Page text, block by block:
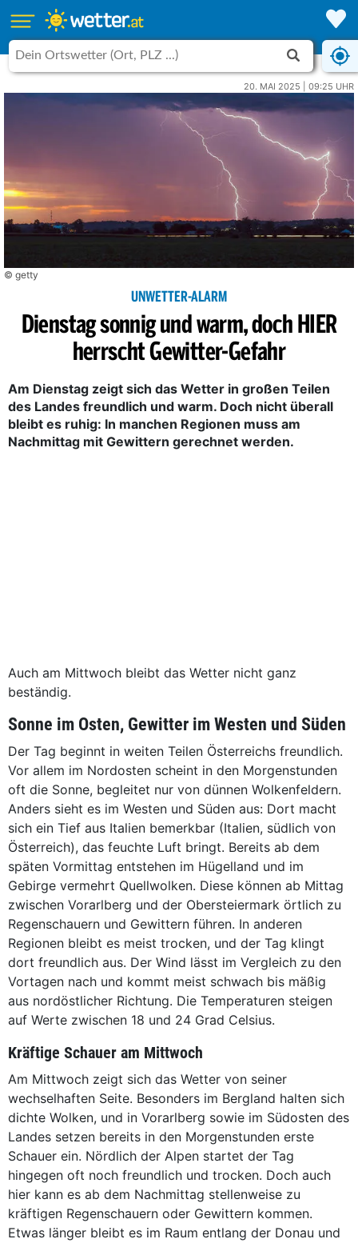
20. MAI 2025 | 09:25 UHR
© getty
UNWETTER-ALARM
Dienstag sonnig und warm, doch HIER
herrscht Gewitter-Gefahr
Am Dienstag zeigt sich das Wetter in großen Teilen
des Landes freundlich und warm. Doch nicht überall
bleibt es ruhig: In manchen Regionen muss am
Nachmittag mit Gewittern gerechnet werden.
Auch am Mittwoch bleibt das Wetter nicht ganz
beständig.
Sonne im Osten, Gewitter im Westen und Süden
Der Tag beginnt in weiten Teilen Österreichs freundlich.
Vor allem im Nordosten scheint in den Morgenstunden
oft die Sonne, begleitet nur von dünnen Wolkenfeldern.
Anders sieht es im Westen und Süden aus: Dort macht
sich ein Tief aus Italien bemerkbar (Italien, südlich von
Österreich), das feuchte Luft bringt. Bereits ab dem
späten Vormittag entstehen im Hügelland und im
Gebirge vermehrt Quellwolken. Diese können ab Mittag
zwischen Vorarlberg und der Obersteiermark örtlich zu
Regenschauern und Gewittern führen. In anderen
Regionen bleibt es meist trocken, und der Tag klingt
dort freundlich aus. Der Wind lässt im Vergleich zu den
Vortagen nach und kommt meist schwach bis mäßig
aus nordöstlicher Richtung. Die Temperaturen steigen
auf Werte zwischen 18 und 24 Grad Celsius.
Kräftige Schauer am Mittwoch
Am Mittwoch zeigt sich das Wetter von seiner
wechselhaften Seite. Besonders im Bergland halten sich
dichte Wolken, und in Vorarlberg sowie im Südosten des
Landes setzen bereits in den Morgenstunden erste
Schauer ein. Nördlich der Alpen startet der Tag
hingegen oft noch freundlich und trocken. Doch auch
hier kann es ab dem Nachmittag stellenweise zu
kräftigen Regenschauern oder Gewittern kommen.
Etwas länger bleibt es im Raum entlang der Donau und